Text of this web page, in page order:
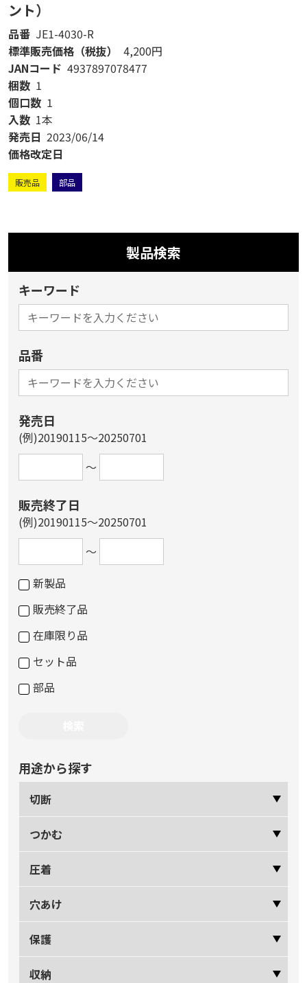
ント）
品番 JE1-4030-R
標準販売価格（税抜）
4,200円
JANコード 4937897078477
梱数 1
個口数 1
入数 1本
発売日 2023/06/14
価格改定日
販売品 部品
製品検索
キーワード
品番
発売日
(例)20190115～20250701
～
販売終了日
(例)20190115～20250701
～
新製品
販売終了品
在庫限り品
セット品
部品
用途から探す
切断
つかむ
圧着
穴あけ
保護
収納